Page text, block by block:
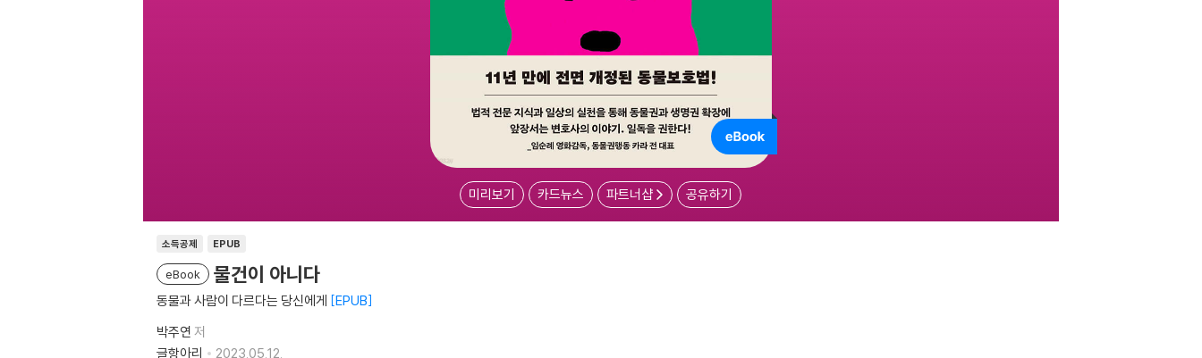
미리보기 카드뉴스 파트너샵 공유하기
소득공제 EPUB
eBook 물건이 아니다
동물과 사람이 다르다는 당신에게 EPUB
박주연 저
글항아리
2023.05.12.